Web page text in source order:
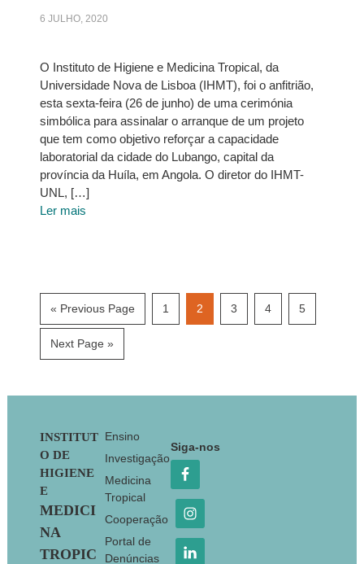
6 JULHO, 2020
O Instituto de Higiene e Medicina Tropical, da
Universidade Nova de Lisboa (IHMT), foi o anfitrião,
esta sexta-feira (26 de junho) de uma cerimónia
simbólica para assinalar o arranque de um projeto
que tem como objetivo reforçar a capacidade
laboratorial da cidade do Lubango, capital da
província da Huíla, em Angola. O diretor do IHMT-
UNL, […]
Ler mais
« Go
to
Previous Page Page
1 Page
2 Page
3 Page
4 Page
5
Go
to
Next Page »
Footer
INSTITUT
O DE
HIGIENE
E
MEDICI
NA
TROPIC
Ensino
Investigação
Medicina
Tropical
Cooperação
Portal de
Denúncias
Siga-nos